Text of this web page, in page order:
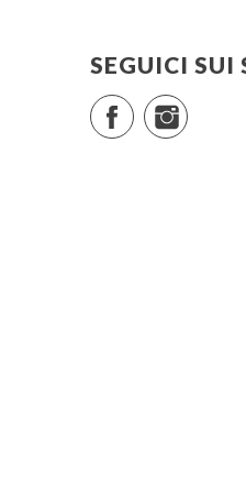
SEGUICI SUI
Facebook